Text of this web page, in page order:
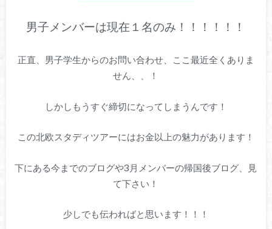
男子メンバーは現在１名のみ！！！！！！
正直、男子学生からのお問い合わせ、ここ最近全くありま
せん、、！
しかしもうすぐ締切になってしまうんです！
この北欧スタディツアーにはお金以上の魅力があります！
下にある今までのブログや3月メンバーの帰国後ブログ、見
て下さい！
少しでも伝わればと思います！！！